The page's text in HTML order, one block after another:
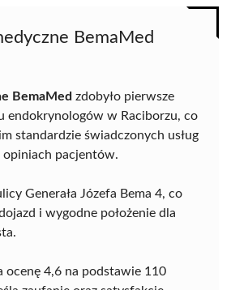
BemaMed
BemaMed zdobyło pierwsze
endokrynologów w Raciborzu, co
standardzie świadczonych usług
pacjentów.
Generała Józefa Bema 4, co
i wygodne położenie dla
ocenę 4,6 na podstawie 110